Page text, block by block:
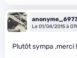
Le 01/04/2015 à
Plutôt sympa ,merci